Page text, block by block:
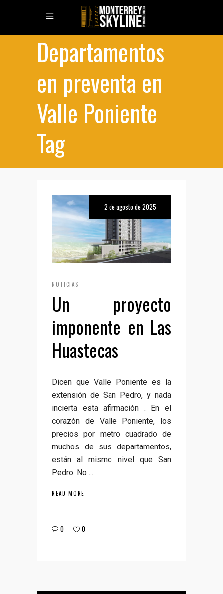
Departamentos
en preventa en
Valle Poniente
Tag
2 de agosto de 2025
NOTICIAS
Un proyecto
imponente en Las
Huastecas
Dicen que Valle Poniente es la
extensión de San Pedro, y nada
incierta esta afirmación . En el
corazón de Valle Poniente, los
precios por metro cuadrado de
muchos de sus departamentos,
están al mismo nivel que San
Pedro. No
READ MORE
0 0